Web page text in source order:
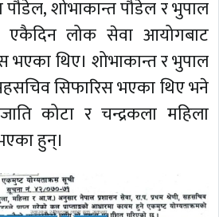
शोभाकान्त पौडेल र भुपाल
एकैदिन लोक सेवा आयोगबाट
भएका थिए। शोभाकान्त र भुपाल
सिफारिस भएका थिए भने
कोटा र चन्द्रकला महिला
हुन्।